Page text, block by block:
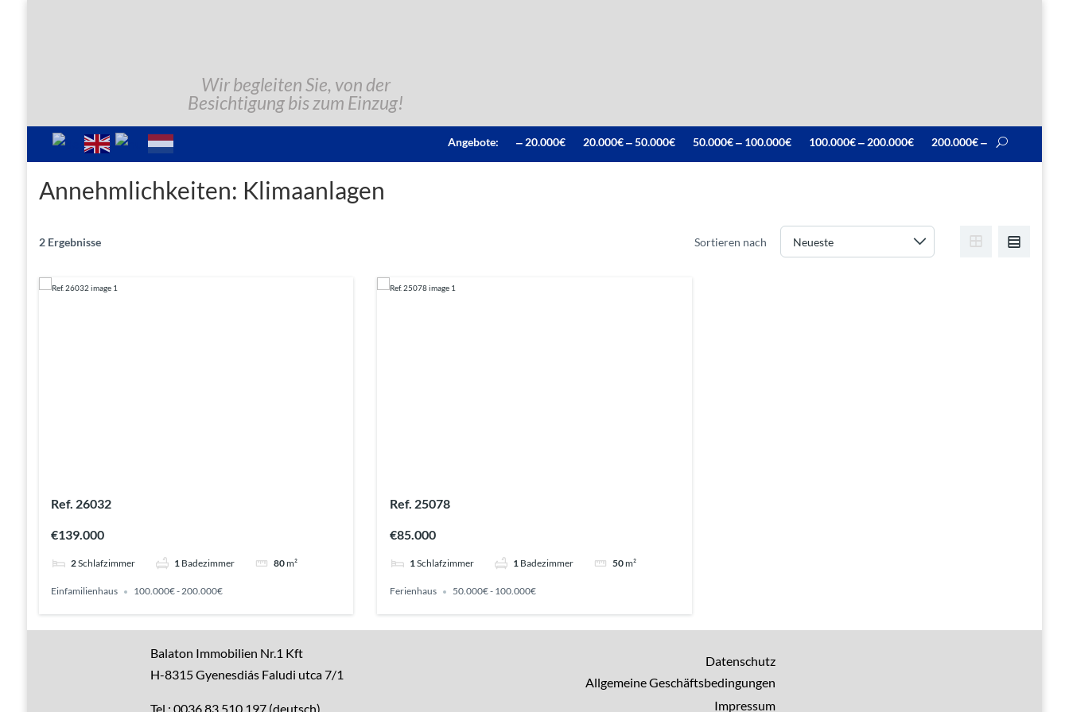
Wir begleiten Sie, von der
Besichtigung bis zum Einzug!
Angebote: ‒ 20.000€ 20.000€ ‒ 50.000€ 50.000€ ‒ 100.000€ 100.000€ ‒ 200.000€ 200.000€ ‒
Annehmlichkeiten: Klimaanlagen
2 Ergebnisse Sortieren nach
Ref. 26032
€139.000
2Schlafzimmer 1 Badezimmer 80m²
Einfamilienhaus 100.000€ - 200.000€
Ref. 25078
€85.000
1Schlafzimmer 1 Badezimmer 50m²
Ferienhaus 50.000€ - 100.000€
Balaton Immobilien Nr.1 Kft
H-8315 Gyenesdiás Faludi utca 7/1
Tel.: 0036 83 510 197 (deutsch)
Datenschutz
Allgemeine Geschäftsbedingungen
Impressum